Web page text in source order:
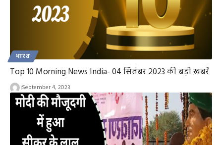
भारत
Top 10 Morning News India- 04 सितंबर 2023 की बड़ी ख़बरें
September 4, 2023